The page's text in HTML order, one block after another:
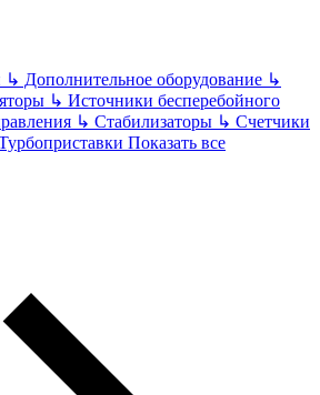
↳ Дополнительное оборудование ↳
↳ Источники бесперебойного
↳ Стабилизаторы ↳ Счетчики
Показать все